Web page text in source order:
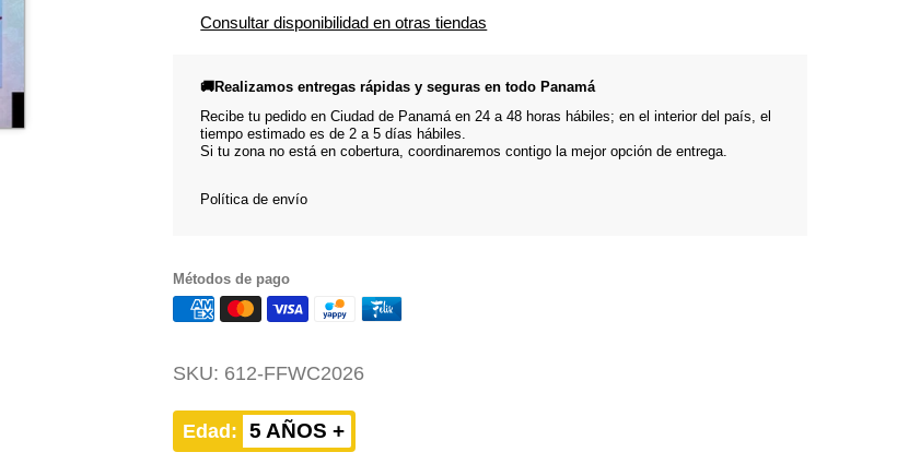
Consultar disponibilidad en otras tiendas
🚚Realizamos entregas rápidas y seguras en todo Panamá
Recibe tu pedido en Ciudad de Panamá en 24 a 48 horas hábiles; en el interior del país, el
tiempo estimado es de 2 a 5 días hábiles.
Si tu zona no está en cobertura, coordinaremos contigo la mejor opción de entrega.
Política de envío
Métodos de pago
SKU: 612-FFWC2026
Edad: 5 AÑOS +